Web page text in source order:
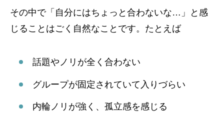
その中で「自分にはちょっと合わないな…」と感
じることはごく自然なことです。たとえば
話題やノリが全く合わない
グループが固定されていて入りづらい
内輪ノリが強く、孤立感を感じる